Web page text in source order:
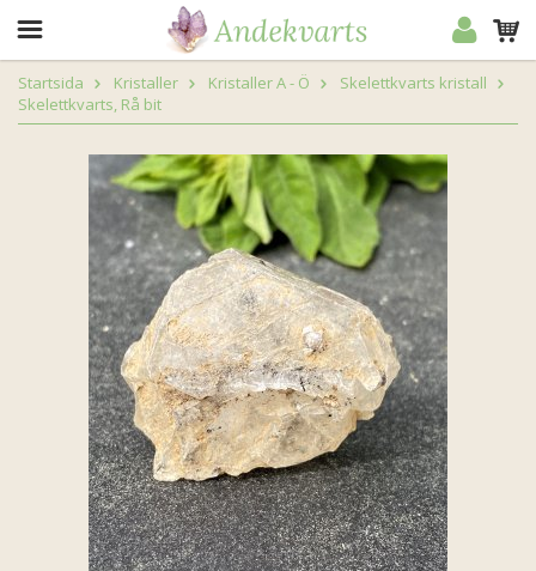
Startsida Kristaller Kristaller A - Ö
Skelettkvarts kristall
Skelettkvarts, Rå bit